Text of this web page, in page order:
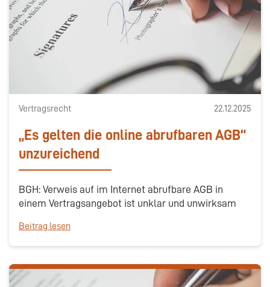
Vertragsrecht 22.12.2025
„Es gelten die online abrufbaren AGB“
unzureichend
BGH: Verweis auf im Internet abrufbare AGB in
einem Vertragsangebot ist unklar und unwirksam
Beitrag lesen